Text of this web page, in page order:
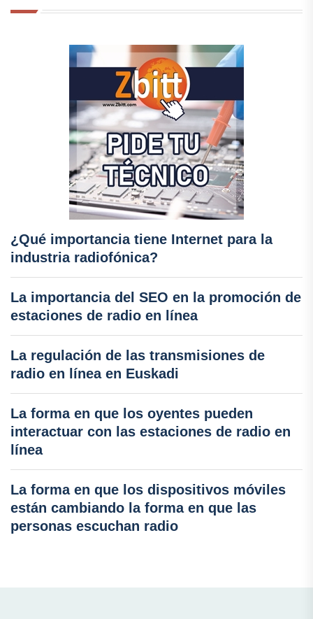
¿Qué importancia tiene Internet para la
industria radiofónica?
La importancia del SEO en la promoción de
estaciones de radio en línea
La regulación de las transmisiones de
radio en línea en Euskadi
La forma en que los oyentes pueden
interactuar con las estaciones de radio en
línea
La forma en que los dispositivos móviles
están cambiando la forma en que las
personas escuchan radio